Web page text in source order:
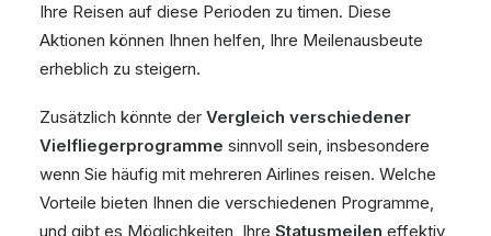
Ihre Reisen auf diese Perioden zu timen. Diese
Aktionen können Ihnen helfen, Ihre Meilenausbeute
erheblich zu steigern.
Zusätzlich könnte der Vergleich verschiedener
Vielfliegerprogramme sinnvoll sein, insbesondere
wenn Sie häufig mit mehreren Airlines reisen. Welche
Vorteile bieten Ihnen die verschiedenen Programme,
und gibt es Möglichkeiten, Ihre Statusmeilen effektiv